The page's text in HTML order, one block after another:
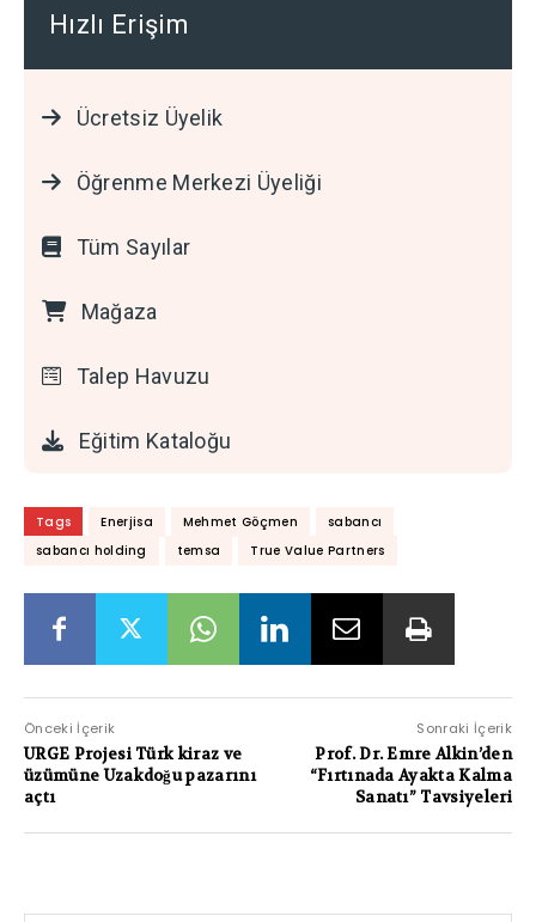
Hızlı Erişim
Ücretsiz Üyelik
Öğrenme Merkezi Üyeliği
Tüm Sayılar
Mağaza
Talep Havuzu
Eğitim Kataloğu
Tags Enerjisa Mehmet Göçmen
sabancı
sabancı holding
temsa True Value Partners
Önceki İçerik
URGE Projesi Türk kiraz ve
üzümüne Uzakdoğu pazarını
açtı
Sonraki İçerik
Prof. Dr. Emre Alkin’den
“Fırtınada Ayakta Kalma
Sanatı” Tavsiyeleri